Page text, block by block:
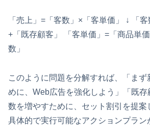
「売上」=「客数」×「客単価」 ↓ 「客
+「既存顧客」 「客単価」=「商品単
数」
このように問題を分解すれば、「まず
めに、Web広告を強化しよう」「既存
数を増やすために、セット割引を提案
具体的で実行可能なアクションプラン